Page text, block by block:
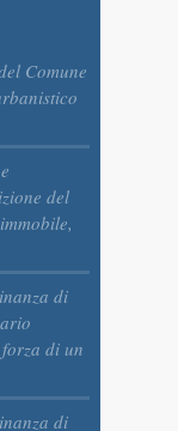
Comune
del
di
di un
di